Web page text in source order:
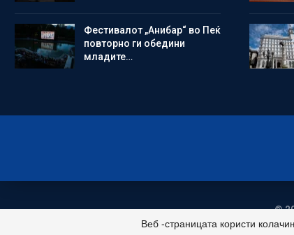
Фестивалот „Анибар“ во Пеќ
повторно ги обедини
младите…
©
Веб -страницата користи